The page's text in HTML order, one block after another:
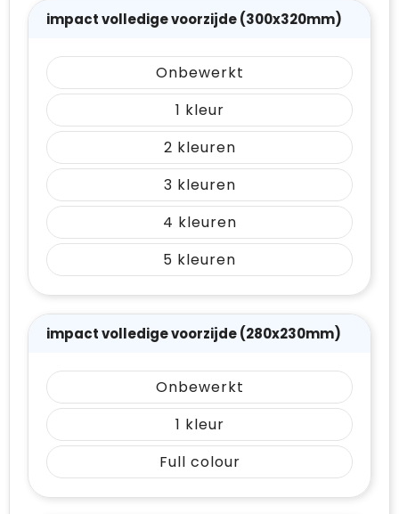
impact volledige voorzijde (300x320mm)
Onbewerkt
1
2
3
4
5
impact volledige voorzijde (280x230mm)
Onbewerkt
1
Full colour